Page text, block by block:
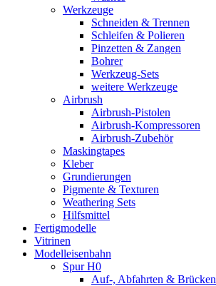
Werkzeuge
Schneiden & Trennen
Schleifen & Polieren
Pinzetten & Zangen
Bohrer
Werkzeug-Sets
weitere Werkzeuge
Airbrush
Airbrush-Pistolen
Airbrush-Kompressoren
Airbrush-Zubehör
Maskingtapes
Kleber
Grundierungen
Pigmente & Texturen
Weathering Sets
Hilfsmittel
Fertigmodelle
Vitrinen
Modelleisenbahn
Spur H0
Auf-, Abfahrten & Brücken